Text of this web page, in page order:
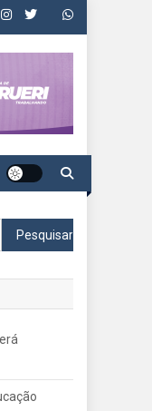
Pesquisar
por: